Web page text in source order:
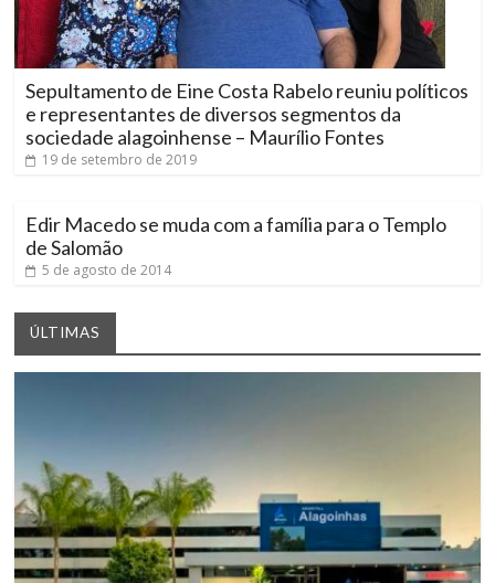
Sepultamento de Eine Costa Rabelo reuniu políticos
e representantes de diversos segmentos da
sociedade alagoinhense – Maurílio Fontes
19 de setembro de 2019
Edir Macedo se muda com a família para o Templo
de Salomão
5 de agosto de 2014
ÚLTIMAS